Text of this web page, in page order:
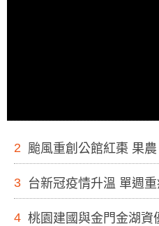
2 颱風重創公館紅棗 果
3 台新冠疫情升溫 單週
4 桃園建國與金門金湖資